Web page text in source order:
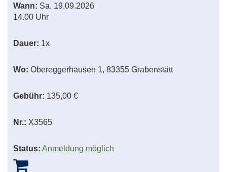
Wann: Sa. 19.09.2026
14.00 Uhr
Dauer: 1x
Wo: Obereggerhausen 1, 83355 Grabenstätt
Gebühr: 135,00 €
Nr.: X3565
Status: Anmeldung möglich